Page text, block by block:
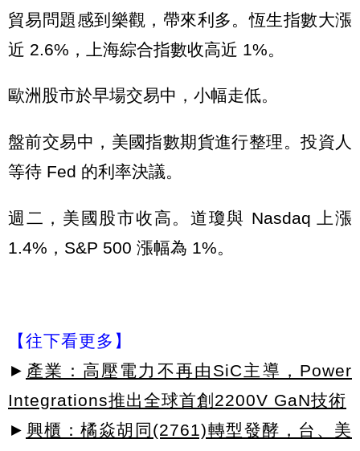
貿易問題感到樂觀，帶來利多。恆生指數大漲
近 2.6%，上海綜合指數收高近 1%。
歐洲股市於早場交易中，小幅走低。
盤前交易中，美國指數期貨進行整理。投資人
等待 Fed 的利率決議。
週二，美國股市收高。道瓊與 Nasdaq 上漲
1.4%，S&P 500 漲幅為 1%。
【往下看更多】
► 產業：高壓電力不再由SiC主導，Power
Integrations推出全球首創2200V GaN技術
► 興櫃：橘焱胡同(2761)轉型發酵，台、美